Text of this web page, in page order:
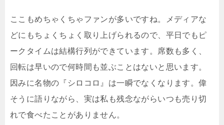
ここもめちゃくちゃファンが多いですね。メディアな
どにもちょくちょく取り上げられるので、平日でもピ
ークタイムは結構行列ができています。席数も多く、
回転は早いので何時間も並ぶことはないと思います。
因みに名物の『シロコロ』は一瞬でなくなります。偉
そうに語りながら、実は私も残念ながらいつも売り切
れで食べたことがありません。